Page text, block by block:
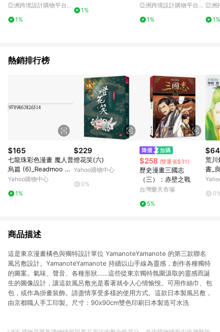
海邊
亞洲跨境設計購物平台
1%
1%
睡枕 靠墊 客廳 沙發
亞洲跨境設計購物平台
1%
亞洲
1%
熱銷排行榜
$165
七龍珠彩色漫畫 魔人普
烏篇 (6)_Readmoo 讀
墨電子書
Yahoo購物中心
1%
$229
燈花笑(六)
Yahoo購物中心
0%
$258 (雙重省$31)
歷史漫畫三國志
（三）：赤壁之戰
台灣樂天市場
5%
$64
荒川
書_
商品描述
這是東京漫畫橘色與獨特設計單位 YamanoteYamanote 的第三款聯名
風呂敷設計。YamanoteYamanote 持續以山手線為靈感，創作各種獨特
的圖案。氣味、聲音、各種形狀……這些從東京獨特氛圍汲取的靈感而誕
生的圖像設計，讓這款風呂敷光是看著就令人心情愉悅。可用作絲巾、包
包，或作為掛畫裝飾。請盡情享受多樣的使用方式。這款日本製風呂敷，
由京都職人手工印製。尺寸：90x90cm雙色印刷日本製造可水洗